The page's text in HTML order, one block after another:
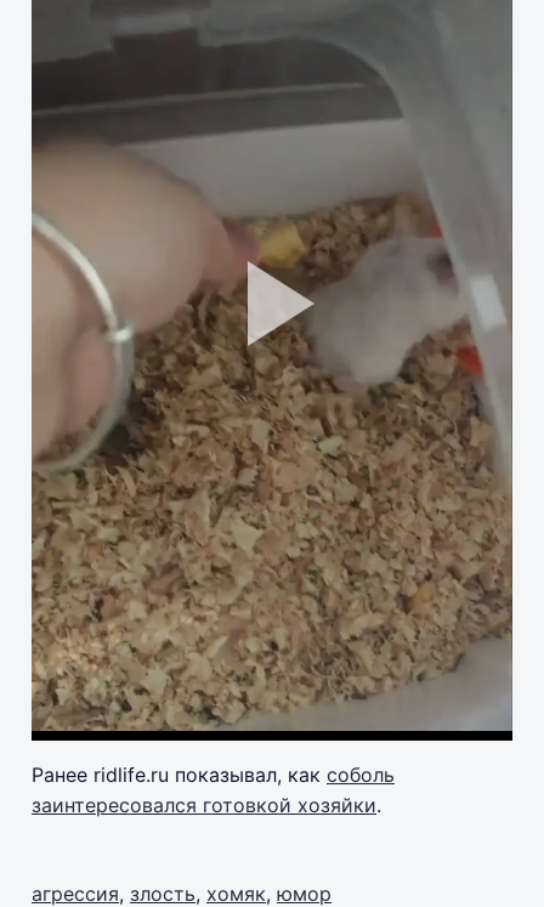
Ранее ridlife.ru показывал, как соболь
заинтересовался готовкой хозяйки.
агрессия, злость, хомяк, юмор